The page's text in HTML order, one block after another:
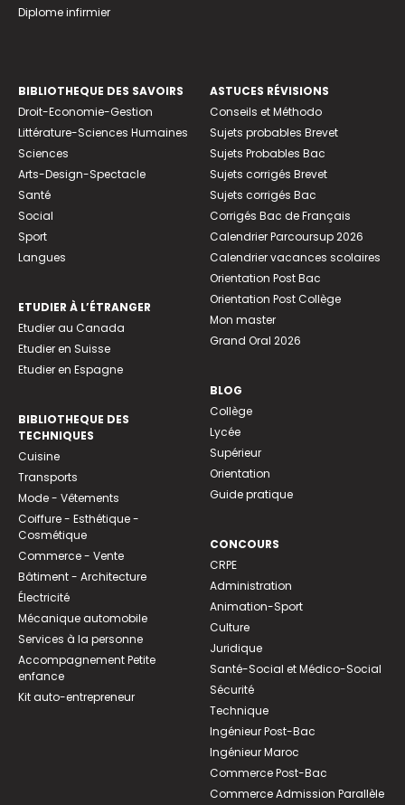
Diplome infirmier
BIBLIOTHEQUE DES SAVOIRS
Droit-Economie-Gestion
Littérature-Sciences Humaines
Sciences
Arts-Design-Spectacle
Santé
Social
Sport
Langues
ETUDIER À L’ÉTRANGER
Etudier au Canada
Etudier en Suisse
Etudier en Espagne
BIBLIOTHEQUE DES
TECHNIQUES
Cuisine
Transports
Mode - Vêtements
Coiffure - Esthétique -
Cosmétique
Commerce - Vente
Bâtiment - Architecture
Électricité
Mécanique automobile
Services à la personne
Accompagnement Petite
enfance
Kit auto-entrepreneur
ASTUCES RÉVISIONS
Conseils et Méthodo
Sujets probables Brevet
Sujets Probables Bac
Sujets corrigés Brevet
Sujets corrigés Bac
Corrigés Bac de Français
Calendrier Parcoursup 2026
Calendrier vacances scolaires
Orientation Post Bac
Orientation Post Collège
Mon master
Grand Oral 2026
BLOG
Collège
Lycée
Supérieur
Orientation
Guide pratique
CONCOURS
CRPE
Administration
Animation-Sport
Culture
Juridique
Santé-Social et Médico-Social
Sécurité
Technique
Ingénieur Post-Bac
Ingénieur Maroc
Commerce Post-Bac
Commerce Admission Parallèle